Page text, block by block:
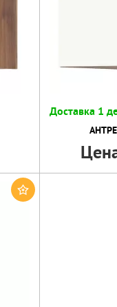
Доставка 1